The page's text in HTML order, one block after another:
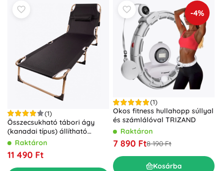
(1)
Összecsukható tábori ágy
(kanadai típus) állítható
háttámlával, 193 cm – szürke
Raktáron
11 490 Ft
-4%
(1)
Okos fitness hullahopp súllyal
és számlálóval TRIZAND
Raktáron
7 890 Ft8 190 Ft
Kosárba